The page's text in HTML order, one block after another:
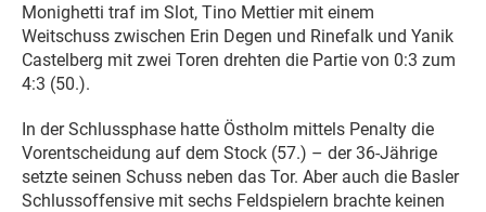
Monighetti traf im Slot, Tino Mettier mit einem
Weitschuss zwischen Erin Degen und Rinefalk und Yanik
Castelberg mit zwei Toren drehten die Partie von 0:3 zum
4:3 (50.).
In der Schlussphase hatte Östholm mittels Penalty die
Vorentscheidung auf dem Stock (57.) – der 36-Jährige
setzte seinen Schuss neben das Tor. Aber auch die Basler
Schlussoffensive mit sechs Feldspielern brachte keinen